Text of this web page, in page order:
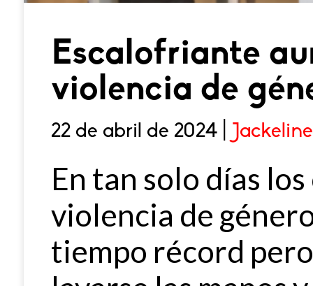
Escalofriante
violencia de
22 de abril de 2024 |
En tan solo días
violencia de
tiempo récord